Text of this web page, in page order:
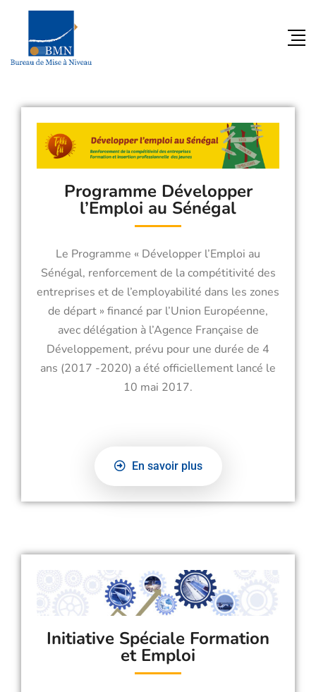
sur des facteurs
clés de croissance
sur leur propre marché et à l’export.
Programme Développer
l’Emploi au Sénégal
Le Programme « Développer l’Emploi au
Sénégal, renforcement de la compétitivité des
entreprises et de l’employabilité dans les zones
de départ » financé par l’Union Européenne,
avec délégation à l’Agence Française de
Développement, prévu pour une durée de 4
ans (2017 -2020) a été officiellement lancé le
10 mai 2017.
En savoir plus
Initiative Spéciale Formation
et Emploi